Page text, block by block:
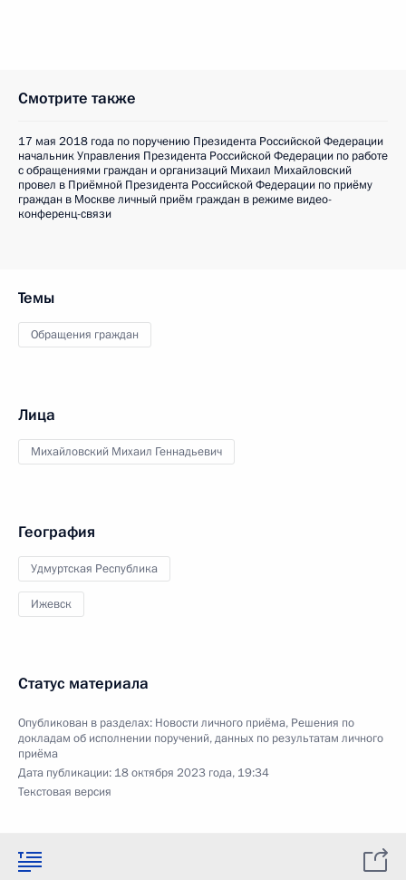
Смотрите также
17 мая 2018 года по поручению Президента Российской Федерации
начальник Управления Президента Российской Федерации по работе
с обращениями граждан и организаций Михаил Михайловский
провел в Приёмной Президента Российской Федерации по приёму
граждан в Москве личный приём граждан в режиме видео-
конференц-связи
Темы
Обращения граждан
Лица
Михайловский Михаил Геннадьевич
География
Удмуртская Республика
Ижевск
Статус материала
Опубликован в разделах: Новости личного приёма, Решения по
докладам об исполнении поручений, данных по результатам личного
приёма
Дата публикации: 18 октября 2023 года, 19:34
Текстовая версия